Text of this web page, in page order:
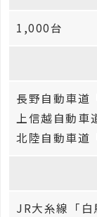
1,000台
長野自動車道
上信越自動車
北陸自動車道
JR大糸線「